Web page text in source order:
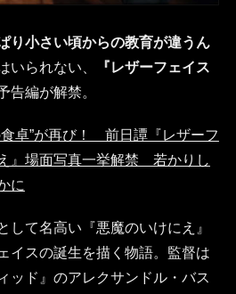
り小さい頃からの教育が違うん
いられない、
『レザーフェイス
告編が解禁。
食卓”が再び！ 前日譚『レザーフ
』場面写真一挙解禁 若かりし
に
して名高い『悪魔のいけにえ』
イスの誕生を描く物語。監督は
ッド』のアレクサンドル・バス